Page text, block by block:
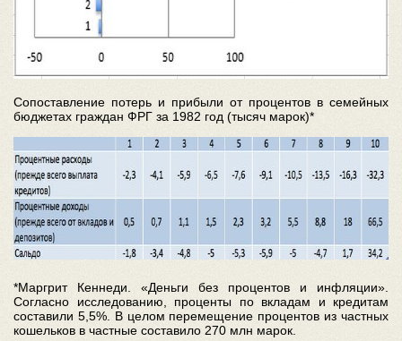
Сопоставление потерь и прибыли от процентов в семейных
бюджетах граждан ФРГ за 1982 год (тысяч марок)*
*Маргрит Кеннеди. «Деньги без процентов и инфляции».
Согласно исследованию, проценты по вкладам и кредитам
составили 5,5%. В целом перемещение процентов из частных
кошельков в частные составило 270 млн марок.